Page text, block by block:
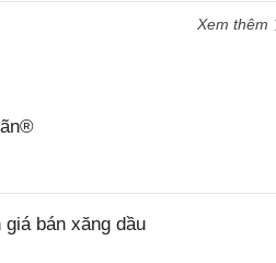
Xem thêm
bán xăng dầu